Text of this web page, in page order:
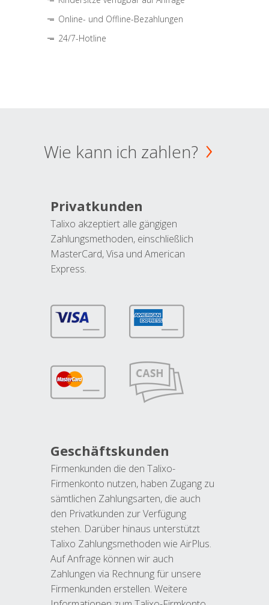
Online- und Offline-Bezahlungen
24/7-Hotline
Wie kann ich zahlen?
Privatkunden
Talixo akzeptiert alle gängigen
Zahlungsmethoden, einschließlich
MasterCard, Visa und American
Express.
Geschäftskunden
Firmenkunden die den Talixo-
Firmenkonto nutzen, haben Zugang zu
sämtlichen Zahlungsarten, die auch
den Privatkunden zur Verfügung
stehen. Darüber hinaus unterstützt
Talixo Zahlungsmethoden wie AirPlus.
Auf Anfrage können wir auch
Zahlungen via Rechnung für unsere
Firmenkunden erstellen. Weitere